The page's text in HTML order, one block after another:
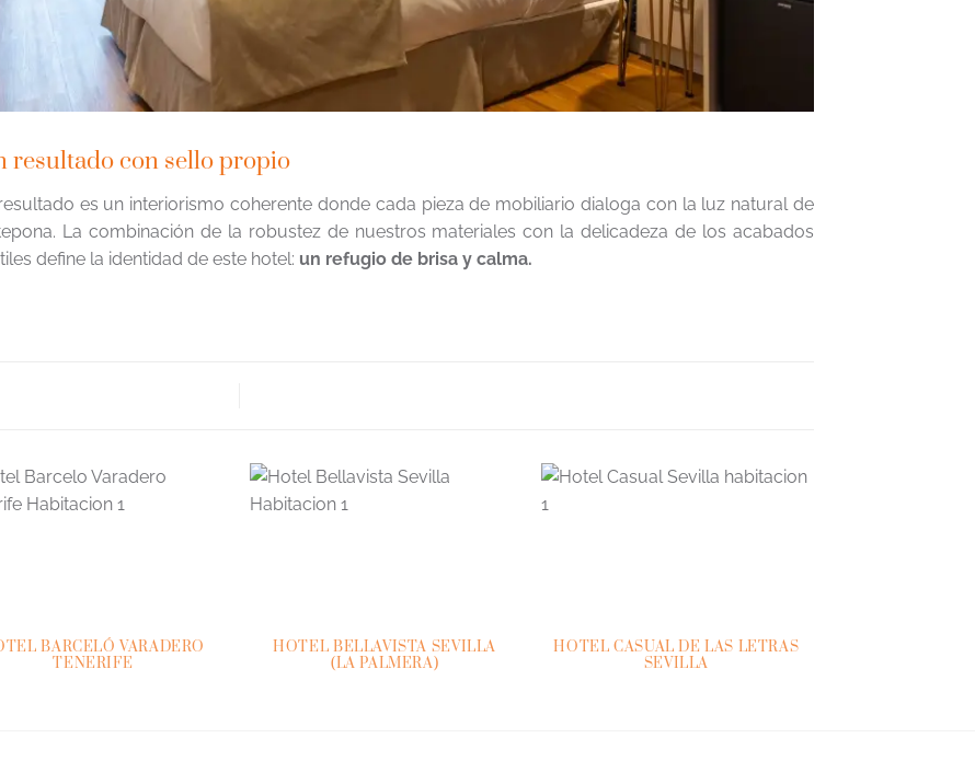
resultado con sello propio
es un interiorismo coherente donde cada pieza de mobiliario dialoga con la luz natural de
La combinación de la robustez de nuestros materiales con la delicadeza de los acabados
define la identidad de este hotel: un refugio de brisa y calma.
BARCELÓ VARADERO
TENERIFE
HOTEL BELLAVISTA SEVILLA
(LA PALMERA)
HOTEL CASUAL DE LAS LETRAS
SEVILLA